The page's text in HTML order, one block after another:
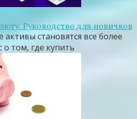
Руководство для новичков
становятся все более
том, где купить